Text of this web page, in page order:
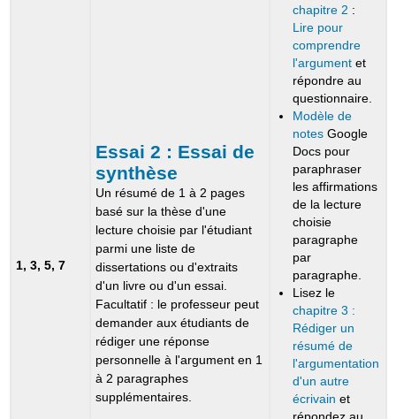
1, 3, 5, 7
Essai 2 : Essai de
synthèse
Un résumé de 1 à 2 pages
basé sur la thèse d'une
lecture choisie par l'étudiant
parmi une liste de
dissertations ou d'extraits
d'un livre ou d'un essai.
Facultatif : le professeur peut
demander aux étudiants de
rédiger une réponse
personnelle à l'argument en 1
à 2 paragraphes
supplémentaires.
chapitre 2 :
Lire pour
comprendre
l'argument et
répondre au
questionnaire.
Modèle de
notes Google
Docs pour
paraphraser
les affirmations
de la lecture
choisie
paragraphe
par
paragraphe.
Lisez le
chapitre 3 :
Rédiger un
résumé de
l'argumentation
d'un autre
écrivain et
répondez au